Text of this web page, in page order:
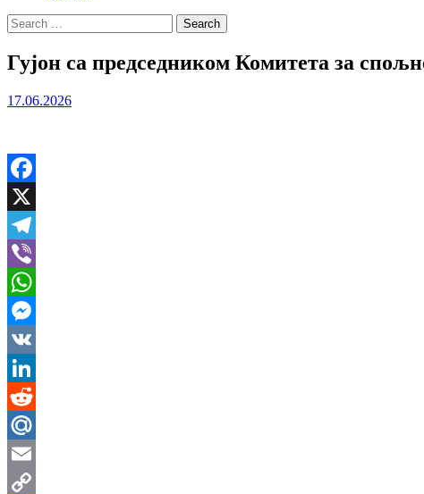
Search
for:
Гујон са председником Комитета за
17.06.2026
Facebook
X
Telegram
Viber
WhatsApp
Messenger
VK
LinkedIn
Reddit
Mail.Ru
Email